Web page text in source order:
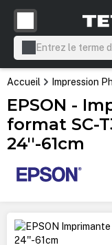
principal
Accueil Impression
EPSON -
format SC-
24''-61cm
Ignorer la galerie